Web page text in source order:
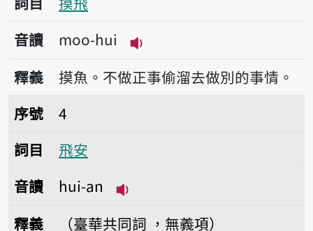
音讀
moo-hui
播放音讀moo-hui
釋義
摸魚。不做正事偷溜去做別的事情。
序號4飛安
序號
4
詞目
飛安
音讀
hui-an
釋義
（臺華共同詞 ，無義項）